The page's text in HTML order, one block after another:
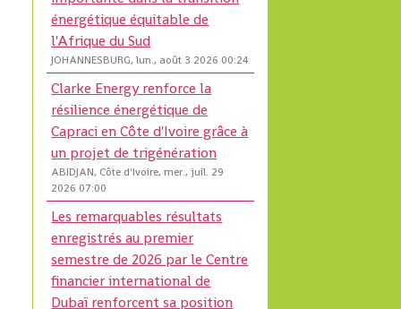
énergétique équitable de
l'Afrique du Sud
JOHANNESBURG, lun., août 3 2026 00:24
Clarke Energy renforce la
résilience énergétique de
Capraci en Côte d'Ivoire grâce à
un projet de trigénération
ABIDJAN, Côte d'Ivoire, mer., juil. 29
2026 07:00
Les remarquables résultats
enregistrés au premier
semestre de 2026 par le Centre
financier international de
Dubaï renforcent sa position